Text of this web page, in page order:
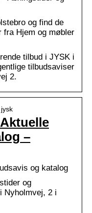
og find de
fra Hjem og møbler
tilbud i JYSK i
tilbudsaviser
2.
–
og katalog
og
Nyholmvej, 2 i